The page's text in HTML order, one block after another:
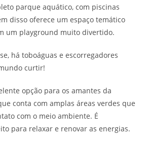
parque aquático, com piscinas
disso oferece um espaço temático
um playground muito divertido.
há toboáguas e escorregadores
curtir!
opção para os amantes da
conta com amplas áreas verdes que
com o meio ambiente. É
para relaxar e renovar as energias.